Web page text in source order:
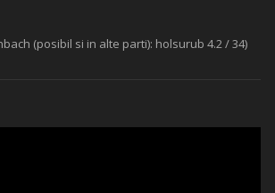
(posibil si in alte parti): holsurub 4.2 / 34)